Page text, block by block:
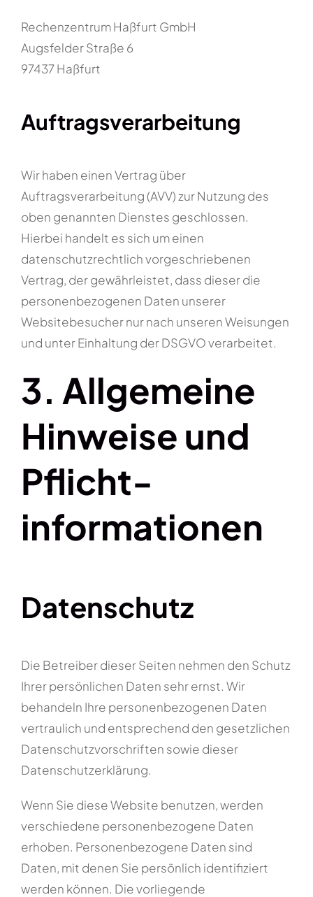
Rechenzentrum Haßfurt GmbH
Augsfelder Straße 6
97437 Haßfurt
Auftragsverarbeitung
Wir haben einen Vertrag über
Auftragsverarbeitung (AVV) zur Nutzung des
oben genannten Dienstes geschlossen.
Hierbei handelt es sich um einen
datenschutzrechtlich vorgeschriebenen
Vertrag, der gewährleistet, dass dieser die
personenbezogenen Daten unserer
Websitebesucher nur nach unseren Weisungen
und unter Einhaltung der DSGVO verarbeitet.
3. Allgemeine
Hinweise und
Pflicht­
informationen
Datenschutz
Die Betreiber dieser Seiten nehmen den Schutz
Ihrer persönlichen Daten sehr ernst. Wir
behandeln Ihre personenbezogenen Daten
vertraulich und entsprechend den gesetzlichen
Datenschutzvorschriften sowie dieser
Datenschutzerklärung.
Wenn Sie diese Website benutzen, werden
verschiedene personenbezogene Daten
erhoben. Personenbezogene Daten sind
Daten, mit denen Sie persönlich identifiziert
werden können. Die vorliegende